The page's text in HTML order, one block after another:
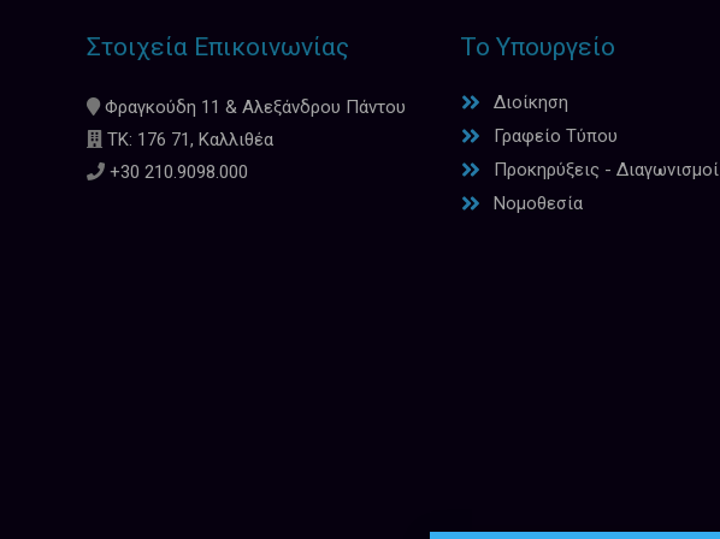
Στοιχεία Επικοινωνίας
Φραγκούδη 11 & Αλεξάνδρου Πάντου
ΤΚ: 176 71, Καλλιθέα
+30 210.9098.000
Το Υπουργείο
Διοίκηση
Γραφείο Τύπου
Προκηρύξεις - Διαγωνισμοί
Νομοθεσία